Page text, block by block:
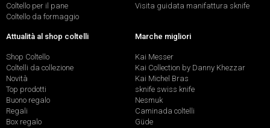
Coltello per il pane
Coltello da formaggio
Visita guidata manifattura sknife
Attualità al shop coltelli
Shop Coltello
Coltelli da collezione
Novità
Top prodotti
Buono regalo
Regali
Box regalo
Marche migliori
Kai Messer
Kai Collection by Danny Khezzar
Kai Michel Bras
sknife swiss knife
Nesmuk
Caminada coltelli
Güde